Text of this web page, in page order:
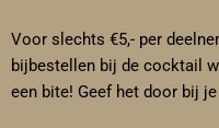
Voor slechts €5,- per
bijbestellen bij de cocktail
een bite! Geef het door bij